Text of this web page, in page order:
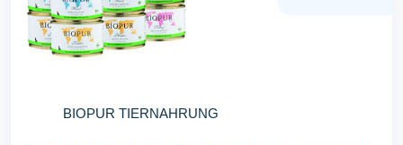
BIOPUR TIERNAHRUNG